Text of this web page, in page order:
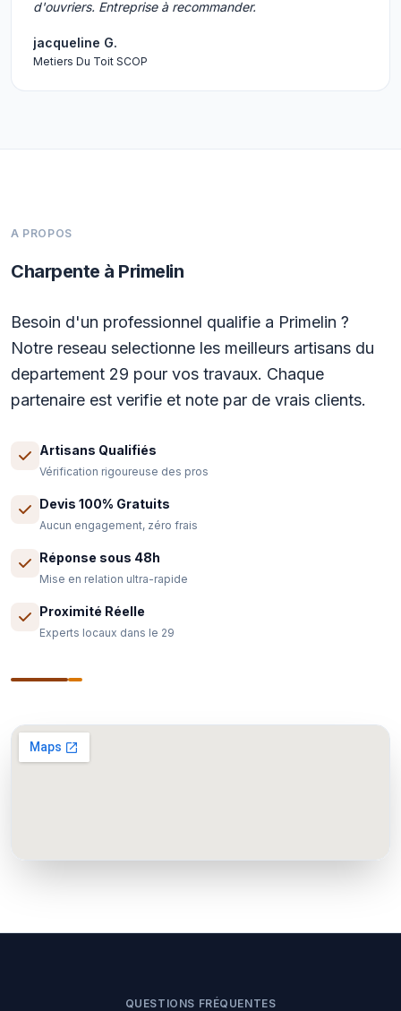
d'ouvriers. Entreprise à recommander.
jacqueline G.
Metiers Du Toit SCOP
A PROPOS
Charpente à Primelin
Besoin d'un professionnel qualifie a Primelin ?
Notre reseau selectionne les meilleurs artisans du
departement 29 pour vos travaux. Chaque
partenaire est verifie et note par de vrais clients.
Artisans Qualifiés
Vérification rigoureuse des pros
Devis 100% Gratuits
Aucun engagement, zéro frais
Réponse sous 48h
Mise en relation ultra-rapide
Proximité Réelle
Experts locaux dans le 29
QUESTIONS FRÉQUENTES